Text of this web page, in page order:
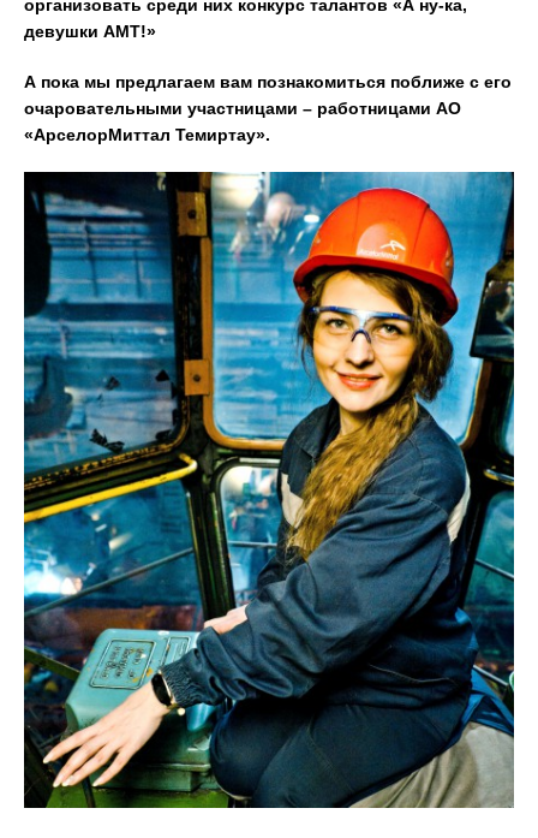
организовать среди них конкурс талантов «А ну-ка,
девушки АМТ!»
А пока мы предлагаем вам познакомиться поближе с его
очаровательными участницами – работницами АО
«АрселорМиттал Темиртау».